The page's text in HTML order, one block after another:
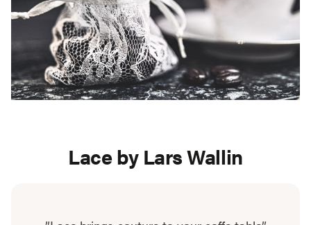
Lace by Lars Wallin